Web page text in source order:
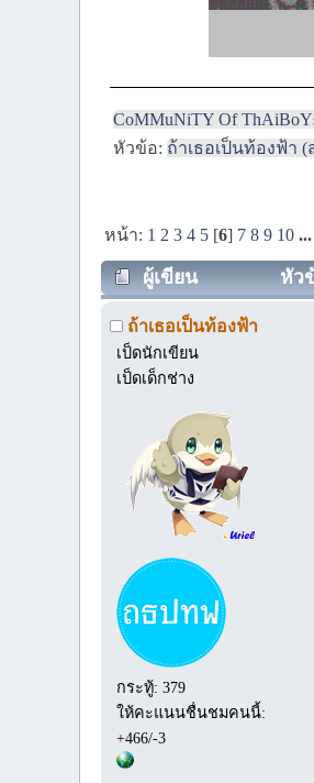
CoMMuNiTY Of
หัวข้อ: ถ้าเธอเป็นท้องฟ้า (
หน้า: 1 2 3 4 5 [6] 7 8 9 10 ...
ผู้เขียน หัวข้
ถ้าเธอเป็นท้องฟ้า
เป็ดนักเขียน
เป็ดเด็กช่าง
กระทู้: 379
ให้คะแนนชื่นชมคนนี้:
+466/-3